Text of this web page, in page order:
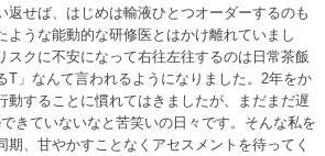
返せば、はじめは輸液ひとつオーダーするのも
ような能動的な研修医とはかけ離れていまし
スクに不安になって右往左往するのは日常茶飯
T」なんて言われるようになりました。2年をか
動することに慣れてはきましたが、まだまだ遅
きていないなと苦笑いの日々です。そんな私を
期、甘やかすことなくアセスメントを待ってく